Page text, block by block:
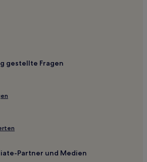
Landmark Park
Museum
gestellte Fragen
Partner und Medien